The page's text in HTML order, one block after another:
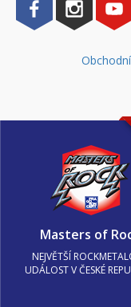
Masters of
NEJVĚTŠÍ
UDÁLOST V ČESKÉ